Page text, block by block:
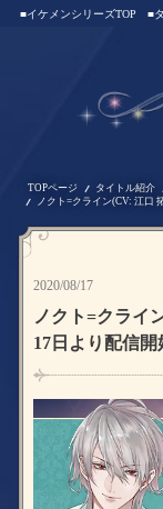
■イケメンシリーズTOP ■
TOPページ タイトル紹介
ノクト=クライン(CV: 江口
2020/08/17
ノクト=クライ
17日より配信開